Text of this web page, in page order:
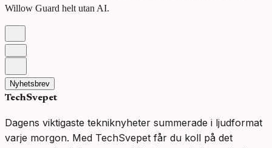
Willow Guard helt utan AI.
Nyhetsbrev
TechSvepet
Dagens viktigaste tekniknyheter summerade i ljudformat
varje morgon. Med TechSvepet får du koll på det